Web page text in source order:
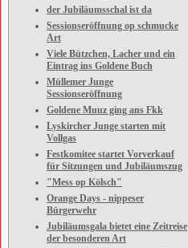
der Jubiläumsschal ist da
Sessionseröffnung op schmucke
Art
Viele Bützchen, Lacher und ein
Eintrag ins Goldene Buch
Müllemer Junge
Sessionseröffnung
Goldene Muuz ging ans Fkk
Lyskircher Junge starten mit
Vollgas
Festkomitee startet Vorverkauf
für Sitzungen und Jubiläumszug
"Mess op Kölsch"
Orange Days - nippeser
Bürgerwehr
Jubiläumsgala bietet eine Zeitreise
der besonderen Art